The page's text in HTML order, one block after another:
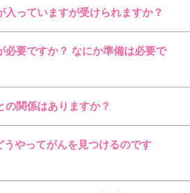
入っていますが受けられますか？
必要ですか？ なにか準備は必要で
の関係はありますか？
うやってがんを見つけるのです